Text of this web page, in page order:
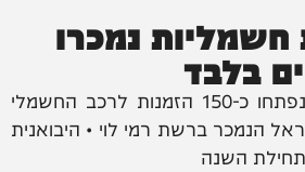
חשמליות נמכרו
בלבד
בתוך שבועיים בלבד נפתחו כ-150 הזמנות לרכב החשמלי
הנמכר ברשת רמי לוי • היבואנית